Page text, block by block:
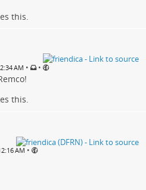
this.
AM • •
this.
AM •